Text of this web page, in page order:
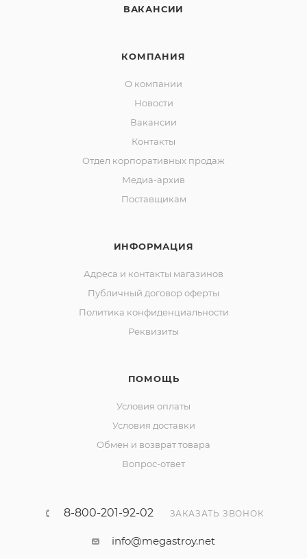
ВАКАНСИИ
КОМПАНИЯ
О компании
Новости
Вакансии
Контакты
Отдел корпоративных продаж
Медиа-архив
Поставщикам
ИНФОРМАЦИЯ
Адреса и контакты магазинов
Публичный договор оферты
Политика конфиденциальности
Реквизиты
ПОМОЩЬ
Условия оплаты
Условия доставки
Обмен и возврат товара
Вопрос-ответ
8-800-201-92-02 ЗАКАЗАТЬ ЗВОНОК
info@megastroy.net